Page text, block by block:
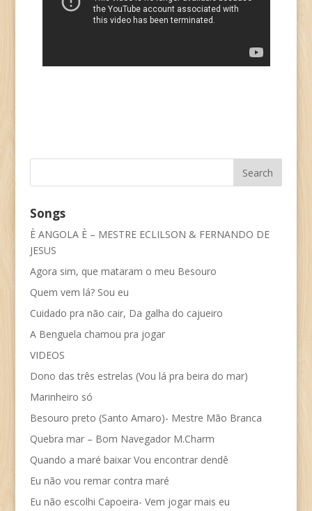
Songs
È ANGOLA È – MESTRE ECLILSON & FERNANDO DE
JESUS
Agora sim, que mataram o meu Besouro
Quem vem lá? Sou eu
Cuidado pra não cair, Da galha do cajueiro
A Benguela chamou pra jogar
VIDEOS
Dono das três estrelas (Vou lá pra beira do mar)
Marinheiro só
Besouro preto (Santo Amaro)- Mestre Mão Branca
Quebra mar – Bom Navegador M.Charm
Quando a maré baixar Vou encontrar dendê
Eu não vou remar contra maré
Eu não escolhi Capoeira- Vem jogar mais eu